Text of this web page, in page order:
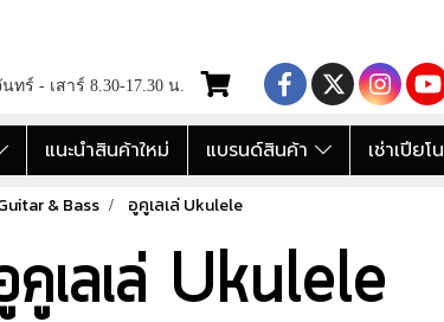
นทร์ - เสาร์ 8.30-17.30 น.
แนะนำสินค้าใหม่ แบรนด์สินค้า เช่าเปียโน
& Bass อูคูเลเล่ Ukulele
คูเลเล่ Ukulele